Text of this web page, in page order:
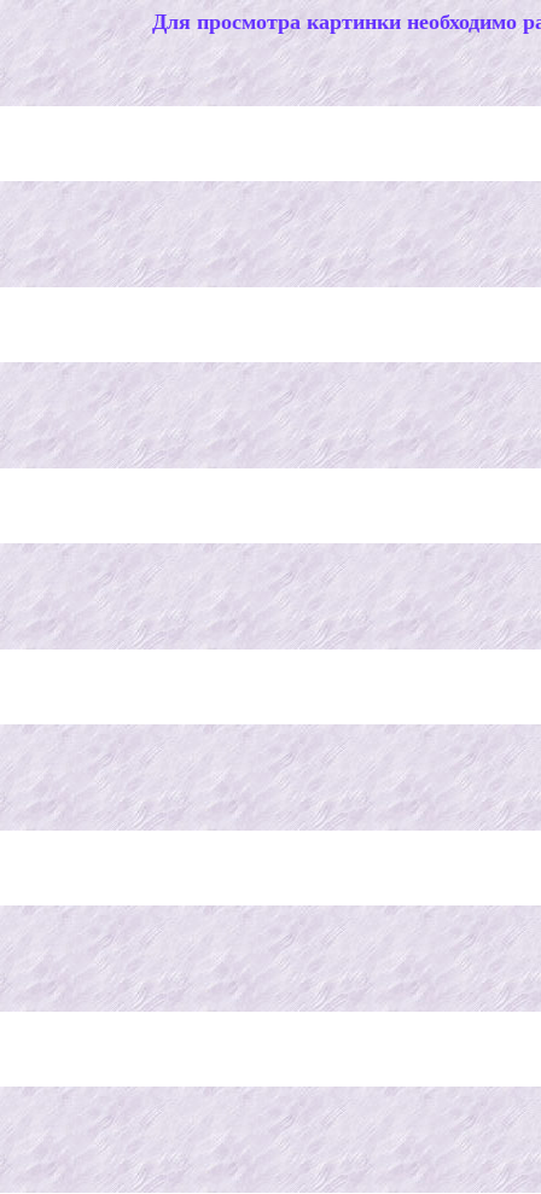
Для просмотра картинки необходимо